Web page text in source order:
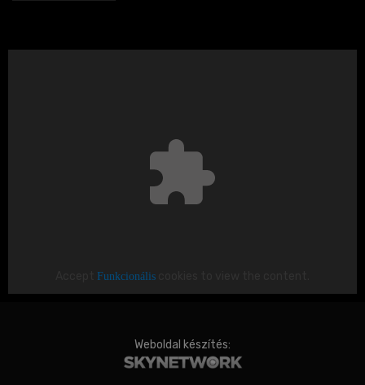
Funkcionális
Weboldal készítés: